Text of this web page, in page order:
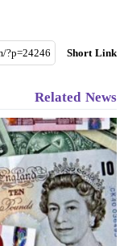
Short Link
Related News